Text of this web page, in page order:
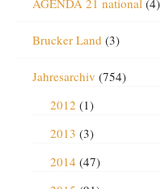
AGENDA 21 national(4)
Brucker Land (3)
Jahresarchiv (754)
2012 (1)
2013 (3)
2014 (47)